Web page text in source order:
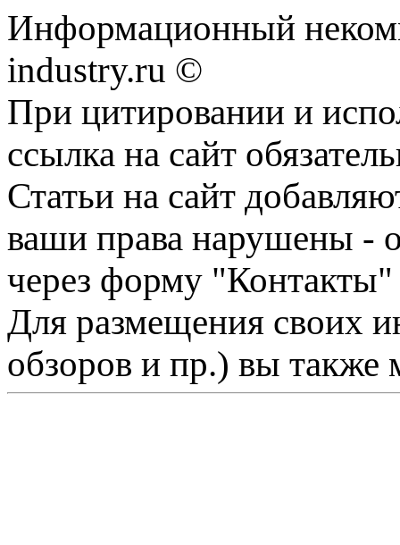
Информационный
industry.ru ©
При цитировании и
ссылка на сайт
Статьи на сайт
ваши права нарушены -
через форму "Контакты"
Для размещения своих
обзоров и пр.) вы также